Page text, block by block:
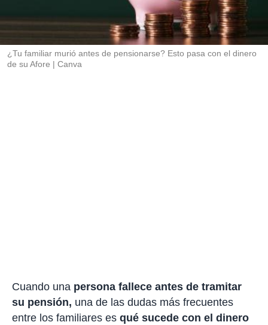
¿Tu familiar murió antes de pensionarse? Esto pasa con el dinero
de su Afore
Canva
Cuando una persona fallece antes de tramitar
su pensión, una de las dudas más frecuentes
entre los familiares es qué sucede con el dinero